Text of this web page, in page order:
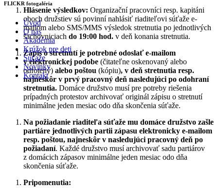
Hlásenie výsledkov: Organizační pracovníci resp. kapitáni
oboch družstiev sú povinní nahlásiť riaditeľovi súťaže e-
mailom alebo SMS/MMS výsledok stretnutia po jednotlivých
šachovniciach do 19:00 hod. v deň konania stretnutia.
Zápis o stretnutí je potrebné odoslať e-mailom
v elektronickej podobe (čitateľne oskenovaný alebo
odfotený) alebo poštou (kópiu), v deň stretnutia resp.
najneskôr v prvý pracovný deň nasledujúci po odohraní
stretnutia. Domáce družstvo musí pre potreby riešenia
prípadných protestov archivovať originál zápisu o stretnutí
minimálne jeden mesiac odo dňa skončenia súťaže.
Na požiadanie riaditeľa súťaže mu domáce družstvo zašle
partiáre jednotlivých partii zápasu elektronicky e-mailom
resp. poštou, najneskôr v nasledujúci pracovný deň po
požiadaní. Každé družstvo musí archivovať sadu partiárov
z domácich zápasov minimálne jeden mesiac odo dňa
skončenia súťaže.
Pripomenutia:
FLICKR fotogaléria
Úvod
O nás
Akadémia
Krúžok pre deti
Súťaže
Novinky
Kontakt